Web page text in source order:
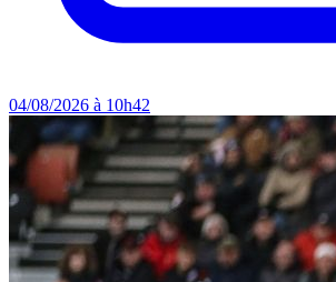
04/08/2026 à 10h42